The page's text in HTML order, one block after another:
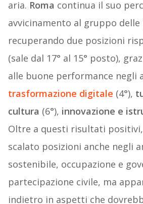
aria. Roma continua il suo
avvicinamento al gruppo
recuperando due posizioni
(sale dal 17° al 15° posto),
alle buone performance negli
trasformazione digitale (4°),
cultura (6°), innovazione e
Oltre a questi risultati
scalato posizioni anche negli
sostenibile, occupazione e
partecipazione civile, ma
indietro in aspetti che